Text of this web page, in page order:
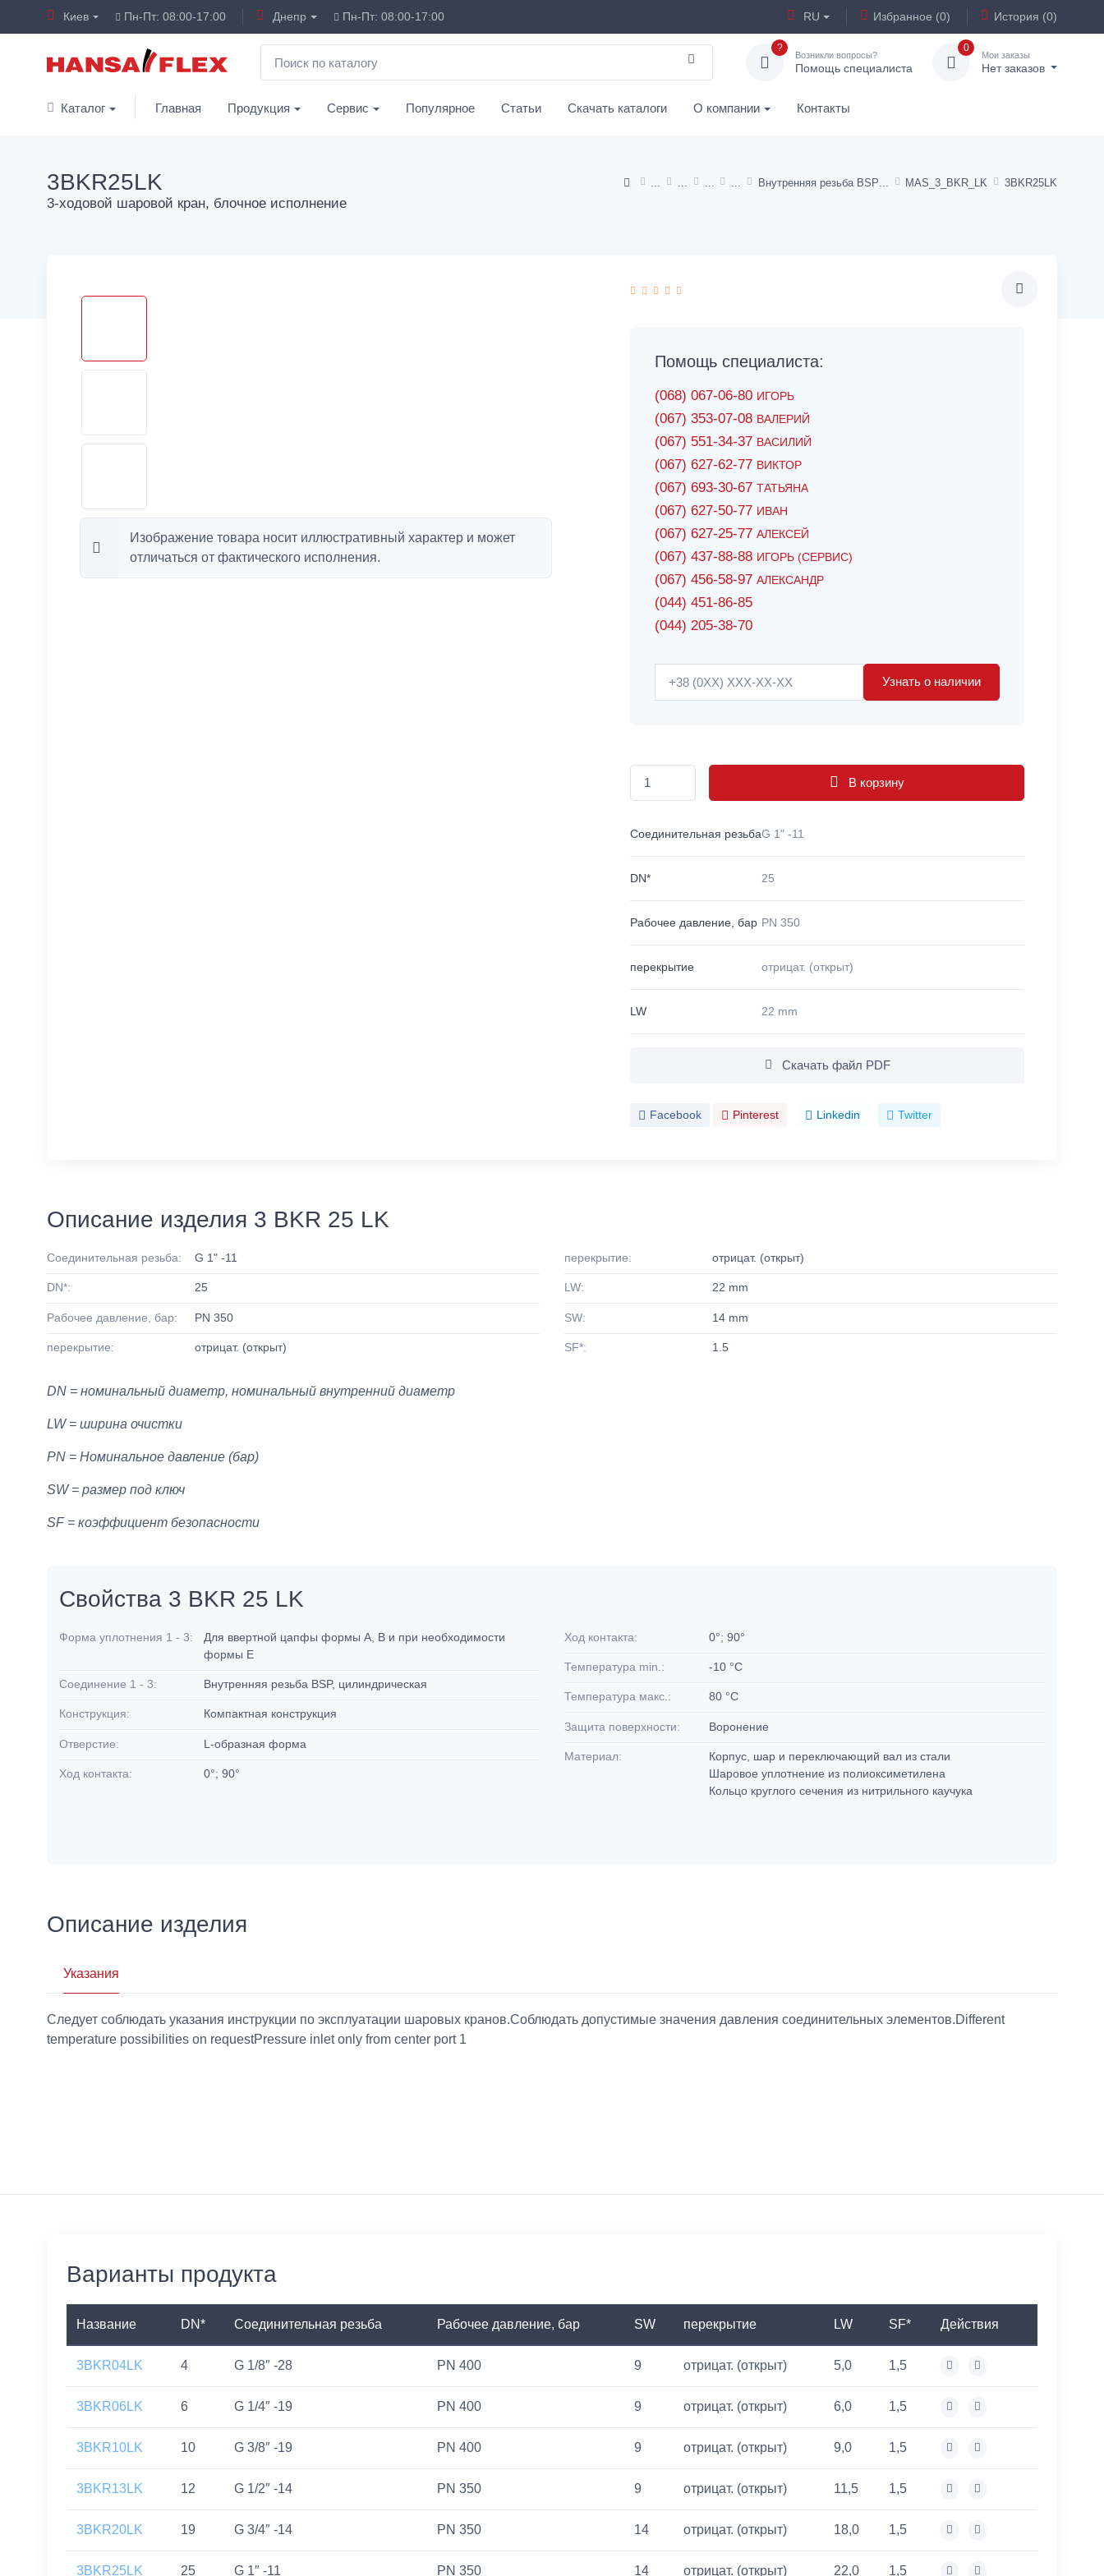
Киев Пн-Пт: 08:00-17:00 Днепр Пн-Пт: 08:00-17:00 RU Избранное (0) История (0)
?
Возникли вопросы?
Помощь специалиста
0
Мои заказы
Нет заказов
Каталог Главная Продукция Сервис Популярное Статьи Скачать каталоги О компании Контакты
Внутренняя резьба BSP MAS_3_BKR_LK 3BKR25LK
3BKR25LK
3-ходовой шаровой кран, блочное исполнение
Изображение товара носит иллюстративный характер и может
отличаться от фактического исполнения.
Помощь специалиста:
(068) 067-06-80 ИГОРЬ
(067) 353-07-08 ВАЛЕРИЙ
(067) 551-34-37 ВАСИЛИЙ
(067) 627-62-77 ВИКТОР
(067) 693-30-67 ТАТЬЯНА
(067) 627-50-77 ИВАН
(067) 627-25-77 АЛЕКСЕЙ
(067) 437-88-88 ИГОРЬ (СЕРВИС)
(067) 456-58-97 АЛЕКСАНДР
(044) 451-86-85
(044) 205-38-70
Узнать о наличии
В корзину
Соединительная резьбаG 1" -11
DN* 25
Рабочее давление, бар PN 350
перекрытие отрицат. (открыт)
LW 22 mm
Скачать файл PDF
Facebook Pinterest Linkedin Twitter
Описание изделия 3 BKR 25 LK
Соединительная резьба: G 1" -11
DN*: 25
Рабочее давление, бар: PN 350
перекрытие: отрицат. (открыт)
перекрытие: отрицат. (открыт)
LW: 22 mm
SW: 14 mm
SF*: 1.5
DN = номинальный диаметр, номинальный внутренний диаметр
LW = ширина очистки
PN = Номинальное давление (бар)
SW = размер под ключ
SF = коэффициент безопасности
Свойства 3 BKR 25 LK
Форма уплотнения 1 - 3:
Для ввертной цапфы формы A, B и при необходимости
формы E
Соединение 1 - 3: Внутренняя резьба BSP, цилиндрическая
Конструкция: Компактная конструкция
Отверстие: L-образная форма
Ход контакта: 0°; 90°
Ход контакта: 0°; 90°
Температура min.: -10 °C
Температура макс.: 80 °C
Защита поверхности: Воронение
Материал:
Корпус, шар и переключающий вал из стали
Шаровое уплотнение из полиоксиметилена
Кольцо круглого сечения из нитрильного каучука
Описание изделия
Указания
Следует соблюдать указания инструкции по эксплуатации шаровых кранов.Соблюдать допустимые значения давления соединительных элементов.Different
temperature possibilities on requestPressure inlet only from center port 1
Варианты продукта
Название DN* Соединительная резьба Рабочее давление, бар SW перекрытие LW SF* Действия
3BKR04LK 4 G 1/8″ -28 PN 400 9 отрицат. (открыт) 5,0 1,5
3BKR06LK 6 G 1/4″ -19 PN 400 9 отрицат. (открыт) 6,0 1,5
3BKR10LK 10 G 3/8″ -19 PN 400 9 отрицат. (открыт) 9,0 1,5
3BKR13LK 12 G 1/2″ -14 PN 350 9 отрицат. (открыт) 11,5 1,5
3BKR20LK 19 G 3/4″ -14 PN 350 14 отрицат. (открыт) 18,0 1,5
3BKR25LK 25 G 1″ -11 PN 350 14 отрицат. (открыт) 22,0 1,5